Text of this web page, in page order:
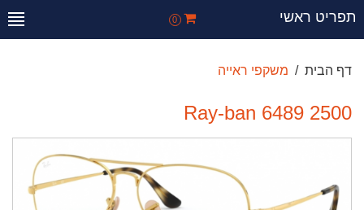
ראשי 0
דף הבית משקפי ראייה
Ray-ban 6489 2500